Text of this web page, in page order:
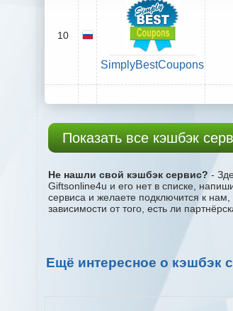
10
SimplyBestCoupons
Показать все кэшбэк
Не нашли свой кэшбэк сервис? -
Giftsonline4u и его нет в списке,
сервиса и желаете подключится к
зависимости от того, есть ли
Ещё интересное о кэшбэк